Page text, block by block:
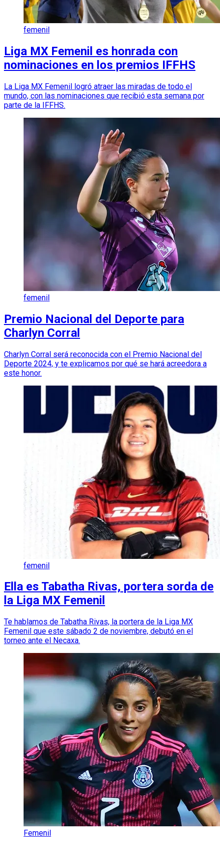
femenil
Liga MX Femenil es honrada con
nominaciones en los premios IFFHS
La Liga MX Femenil logró atraer las miradas de todo el
mundo, con las nominaciones que recibió esta semana por
parte de la IFFHS.
femenil
Premio Nacional del Deporte para
Charlyn Corral
Charlyn Corral será reconocida con el Premio Nacional del
Deporte 2024, y te explicamos por qué se hará acreedora a
este honor.
femenil
Ella es Tabatha Rivas, portera sorda de
la Liga MX Femenil
Te hablamos de Tabatha Rivas, la portera de la Liga MX
Femenil que este sábado 2 de noviembre, debutó en el
torneo ante el Necaxa.
Femenil